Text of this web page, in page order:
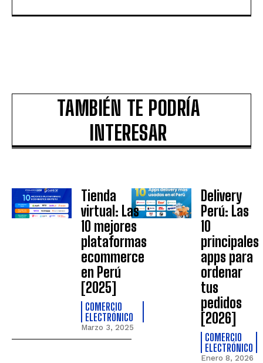
TAMBIÉN TE PODRÍA
INTERESAR
Tienda
virtual: Las
10 mejores
plataformas
ecommerce
en Perú
[2025]
COMERCIO
ELECTRÓNICO
Marzo 3, 2025
Delivery
Perú: Las
10
principales
apps para
ordenar
tus
pedidos
[2026]
COMERCIO
ELECTRÓNICO
Enero 8, 2026